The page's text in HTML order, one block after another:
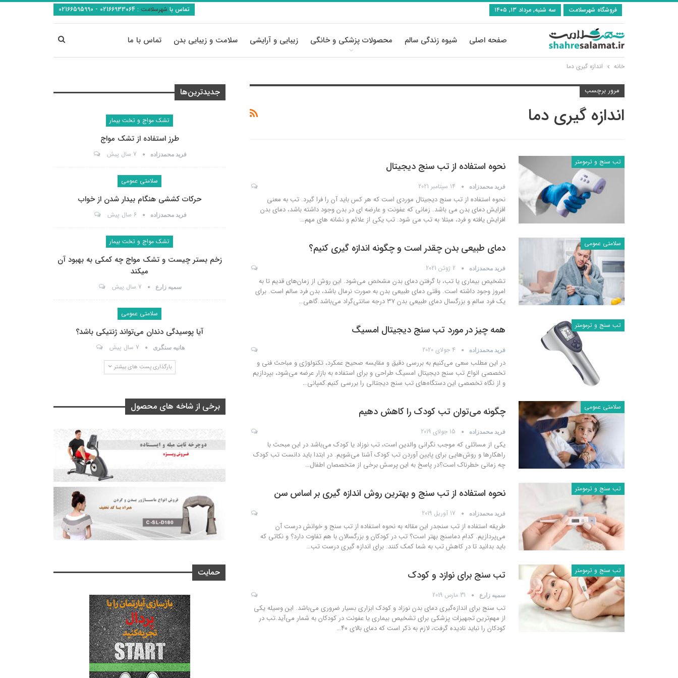
تماس با شهرسلامت : فروشگاه شهرسلامت سه شنبه, مرداد ۱۳, ۱۴۰۵
صفحه اصلی شیوه زندگی سالم محصولات پزشکی و خانگی زیبایی و آرایشی سلامت و زیبایی بدن تماس با ما
خانه اندازه گیری دما
مرور برچسب
اندازه گیری دما
تب سنج و ترمومتر نحوه استفاده از تب سنج دیجیتال
فرید محمدزاده 14 سپتامبر 2021
نحوه استفاده از تب سنج دیجیتال موردی است که هر کس باید آن را فرا گیرد. تب به معنی
افزایش دمای بدن می باشد. زمانی که عفونت و عارضه ای در بدن وجود داشته باشد، دمای بدن
افزایش یافته و فرد، مبتلا به تب می شود. تب یکی از علائم و نشانه های مهم…
سلامتی عمومی دمای طبیعی بدن چقدر است و چگونه اندازه گیری کنیم؟
فرید محمدزاده 2 ژوئن 2021
تشخیص بیماری یا تب، با گرفتن دمای بدن مشخص می‌شود. این روش از زمان‌های قدیم تا به
امروز وجود داشته است. وقتی دمای طبیعی بدن به صورت نرمال باشد، بدن فرد سالم است. برای
یک فرد سالم و بزرگسال دمای طبیعی بدن ۳۷ درجه سانتی‌گراد می‌باشد.گاهی
…
تب سنج و ترمومتر همه چیز در مورد تب سنج دیجیتال امسیگ
فرید محمدزاده 4 جولای 2020
در این مطلب سعی می‌کنیم به بررسی دقیق و مقایسه صحیح عمکرد، تکنولوژی و مباحث فنی و
تخصصی انواع تب سنج دیجیتال امسیگ طراحی و برای استفاده به بازار عرضه می‌شود، بپردازیم
و از نگاه تخصصی این دستگاه‌های تب سنج دیجتالی را بررسی کنیم.کمپانی…
سلامتی عمومی چگونه می‌توان تب کودک را کاهش دهیم
فرید محمدزاده 15 جولای 2019
یکی از مسائلی که موجب نگرانی والدین است، تب نوزاد یا کودک می‌باشد در این مبحث با
راهکارها و روش‌هایی برای پایین آوردن تب کودک آشنا می‌شویم. در ابتدا باید دانست تب کودک
چه زمانی خطرناک است؟در پاسخ به این پرسش برخی از متخصصان اطفال…
تب سنج و ترمومتر نحوه استفاده از تب سنج و بهترین روش اندازه گیری بر اساس سن
فرید محمدزاده 17 آوریل 2019
طریقه استفاده از تب سنجدر این مقاله به نحوه استفاده از تب سنج و خوانش درست آن
می‌پردازیم. کدام دماسنج بهتر است؟ تب در کودکان و بزرگسالان با هم تفاوت دارد؟ و نکاتی که
باید بدانید تا در کاهش تب به شما کمک کنند. برای اندازه گیری درست تب…
تب سنج و ترمومتر تب سنج برای نوازد و کودک
سمیه زارع 31 مارس 2019
تب سنج برای اندازه‌گیری دمای بدن نوزاد و کودک ابزاری بسیار ضروری می‌باشد. این وسیله یکی
از مهم‌ترین تجهیزات پزشکی برای تشخیص بیماری یا عفونت در کودکان به شمار می‌آید.تب در
کودکان را نباید نادیده گرفت، لازم به ذکر است که دمای بالای ۴۰
…
جدیدترین‌ها
تشک مواج و تخت بیمار
طرز استفاده از تشک مواج
فرید محمدزاده 7 سال پیش
سلامتی عمومی
حرکات کششی هنگام بیدار شدن از خواب
فرید محمدزاده 6 سال پیش
تشک مواج و تخت بیمار
زخم بستر چیست و تشک مواج چه کمکی به بهبود آن
میکند
سمیه زارع 7 سال پیش
سلامتی عمومی
آیا پوسیدگی دندان می‌تواند ژنتیکی باشد؟
هانیه سنگری 7 سال پیش
بارگذاری پست های بیشتر
برخی از شاخه های محصول
حمایت